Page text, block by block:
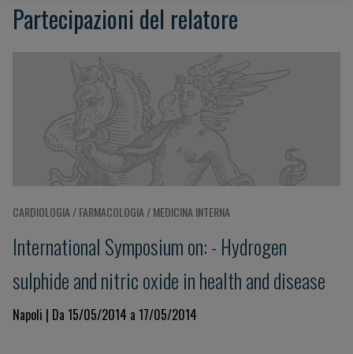
Partecipazioni del relatore
CARDIOLOGIA / FARMACOLOGIA / MEDICINA INTERNA
International Symposium on: - Hydrogen
sulphide and nitric oxide in health and disease
Napoli | Da 15/05/2014 a 17/05/2014